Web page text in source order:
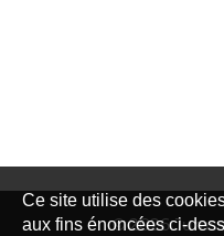
© 2026
Ce site utilise des
aux fins énoncées ci-